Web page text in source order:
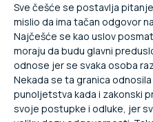
Sve češće se postavlja
mislio da ima tačan odgovor
Najčešće se kao uslov
moraju da budu glavni
odnose jer se svaka osoba
Nekada se ta granica
punoljetstva kada i zakonski
svoje postupke i odluke, jer